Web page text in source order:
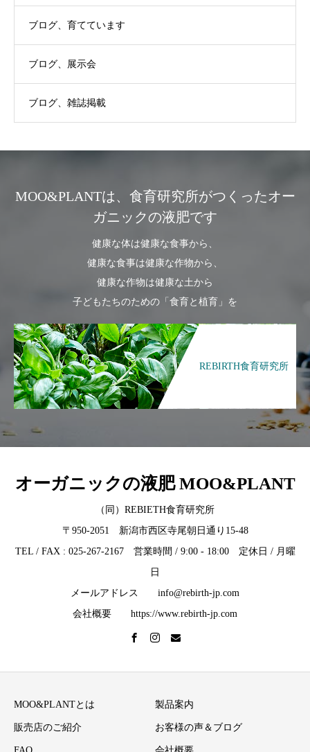
ブログ、育てています
ブログ、展示会
ブログ、雑誌掲載
MOO&PLANTは、食育研究所がつくったオー
ガニックの液肥です
健康な体は健康な食事から、
健康な食事は健康な作物から、
健康な作物は健康な土から
子どもたちのための「食育と植育」を
REBIRTH食育研究所
オーガニックの液肥 MOO&PLANT
（同）REBIETH食育研究所
〒950-2051 新潟市西区寺尾朝日通り15-48
TEL / FAX : 025-267-2167 営業時間 / 9:00 - 18:00 定休日 / 月曜
日
メールアドレス info@rebirth-jp.com
会社概要 https://www.rebirth-jp.com
MOO&PLANTとは 製品案内
販売店のご紹介 お客様の声＆ブログ